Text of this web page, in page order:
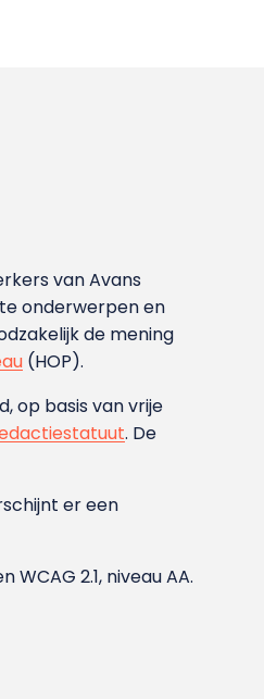
van Avans
onderwerpen en
de mening
(HOP).
op basis van vrije
. De
er een
2.1, niveau AA.